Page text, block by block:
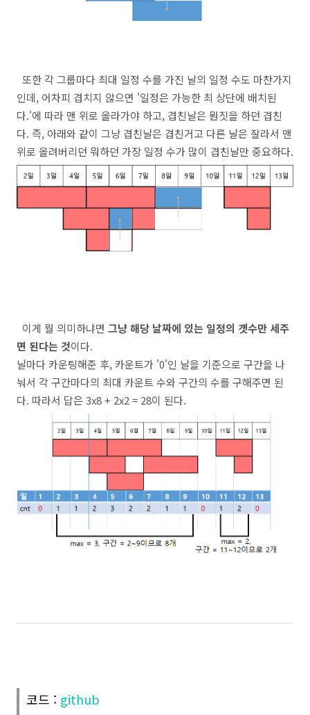
또한 각 그룹마다 최대 일정 수를 가진 날의 일정 수도 마찬가지
인데, 어차피 겹치지 않으면 '일정은 가능한 최 상단에 배치된
다.'에 따라 맨 위로 올라가야 하고, 겹친날은 뭔짓을 하던 겹친
다. 즉, 아래와 같이 그냥 겹친날은 겹친거고 다른 날은 잘라서 맨
위로 올려버리던 뭐하던 가장 일정 수가 많이 겹친날만 중요하다.
이게 뭘 의미하냐면 그냥 해당 날짜에 있는 일정의 갯수만 세주
면 된다는 것이다.
날마다 카운팅해준 후, 카운트가 '0'인 날을 기준으로 구간을 나
눠서 각 구간마다의 최대 카운트 수와 구간의 수를 구해주면 된
다. 따라서 답은 3x8 + 2x2 = 28이 된다.
코드 : github